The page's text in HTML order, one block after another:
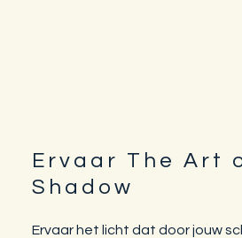
Footer
Ervaar The Art
Shadow
Ervaar het licht dat door jouw